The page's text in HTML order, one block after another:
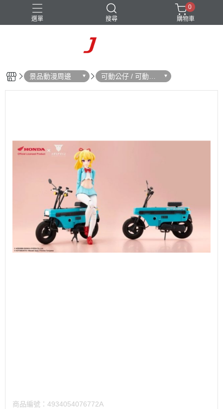
選單 搜尋
0
購物車
景品動漫周邊
可動公仔 / 可動玩
偶
商品編號： 4934054076772A